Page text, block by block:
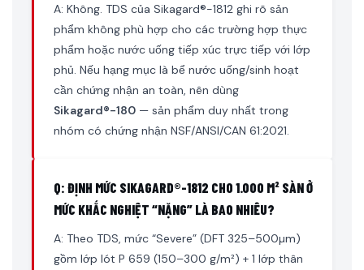
A: Không. TDS của Sikagard®-1812 ghi rõ sản
phẩm không phù hợp cho các trường hợp thực
phẩm hoặc nước uống tiếp xúc trực tiếp với lớp
phủ. Nếu hạng mục là bể nước uống/sinh hoạt
cần chứng nhận an toàn, nên dùng
Sikagard®-180 — sản phẩm duy nhất trong
nhóm có chứng nhận NSF/ANSI/CAN 61:2021.
Q: ĐỊNH MỨC SIKAGARD®-1812 CHO 1.000 M² SÀN Ở
MỨC KHẮC NGHIỆT “NẶNG” LÀ BAO NHIÊU?
A: Theo TDS, mức “Severe” (DFT 325–500µm)
gồm lớp lót P 659 (150–300 g/m²) + 1 lớp thân